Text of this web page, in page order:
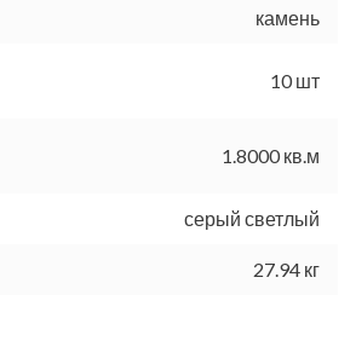
камень
10 шт
1.8000 кв.м
серый светлый
27.94 кг